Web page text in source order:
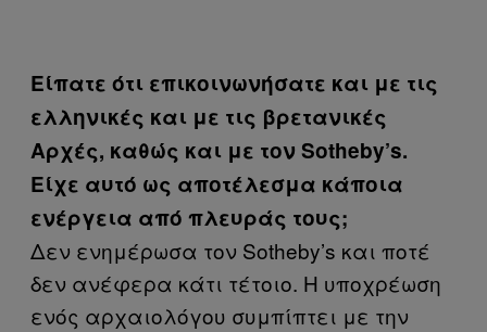
Είπατε ότι επικοινωνήσατε και με τις
ελληνικές και με τις βρετανικές
Αρχές, καθώς και με τον Sotheby’s.
Είχε αυτό ως αποτέλεσμα κάποια
ενέργεια από πλευράς τους;
Δεν ενημέρωσα τον Sotheby’s και ποτέ
δεν ανέφερα κάτι τέτοιο. Η υποχρέωση
ενός αρχαιολόγου συμπίπτει με την